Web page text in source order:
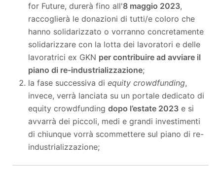
for Future, durerà fino all'8 maggio 2023,
raccoglierà le donazioni di tutti/e coloro che
hanno solidarizzato o vorranno concretamente
solidarizzare con la lotta dei lavoratori e delle
lavoratrici ex GKN per contribuire ad avviare il
piano di re-industrializzazione;
la fase successiva di equity crowdfunding,
invece, verrà lanciata su un portale dedicato di
equity crowdfunding dopo l’estate 2023 e si
avvarrà dei piccoli, medi e grandi investimenti
di chiunque vorrà scommettere sul piano di re-
industrializzazione;